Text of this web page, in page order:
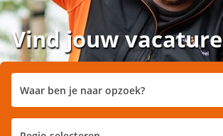
Vind jouw vacature